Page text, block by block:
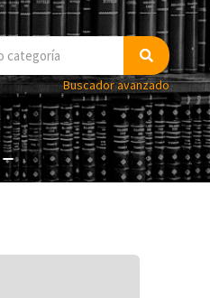
Buscador avanzado